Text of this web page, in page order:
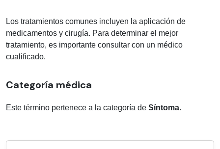
Los tratamientos comunes incluyen la aplicación de
medicamentos y cirugía. Para determinar el mejor
tratamiento, es importante consultar con un médico
cualificado.
Categoría médica
Este término pertenece a la categoría de Síntoma.